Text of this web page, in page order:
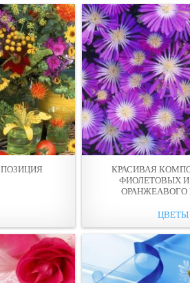
КРАСИВАЯ
ФИОЛЕТОВЫХ
ОРАНЖЕАВОГО
ЦВЕТЫ